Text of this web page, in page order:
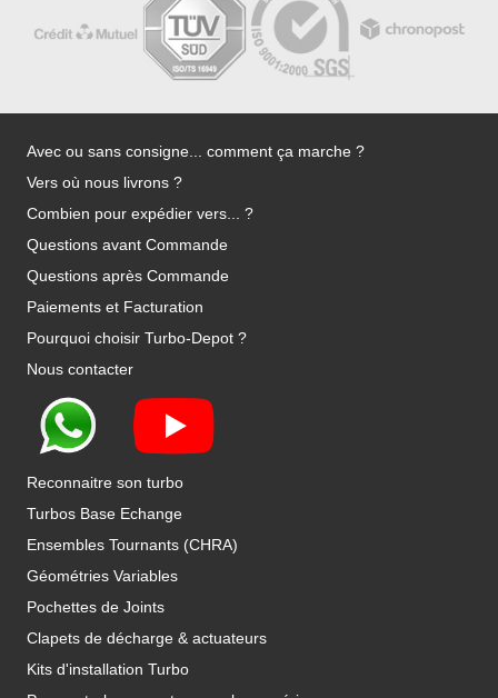
Avec ou sans consigne... comment ça marche ?
Vers où nous livrons ?
Combien pour expédier vers... ?
Questions avant Commande
Questions après Commande
Paiements et Facturation
Pourquoi choisir Turbo-Depot ?
Nous contacter
Reconnaitre son turbo
Turbos Base Echange
Ensembles Tournants (CHRA)
Géométries Variables
Pochettes de Joints
Clapets de décharge & actuateurs
Kits d'installation Turbo